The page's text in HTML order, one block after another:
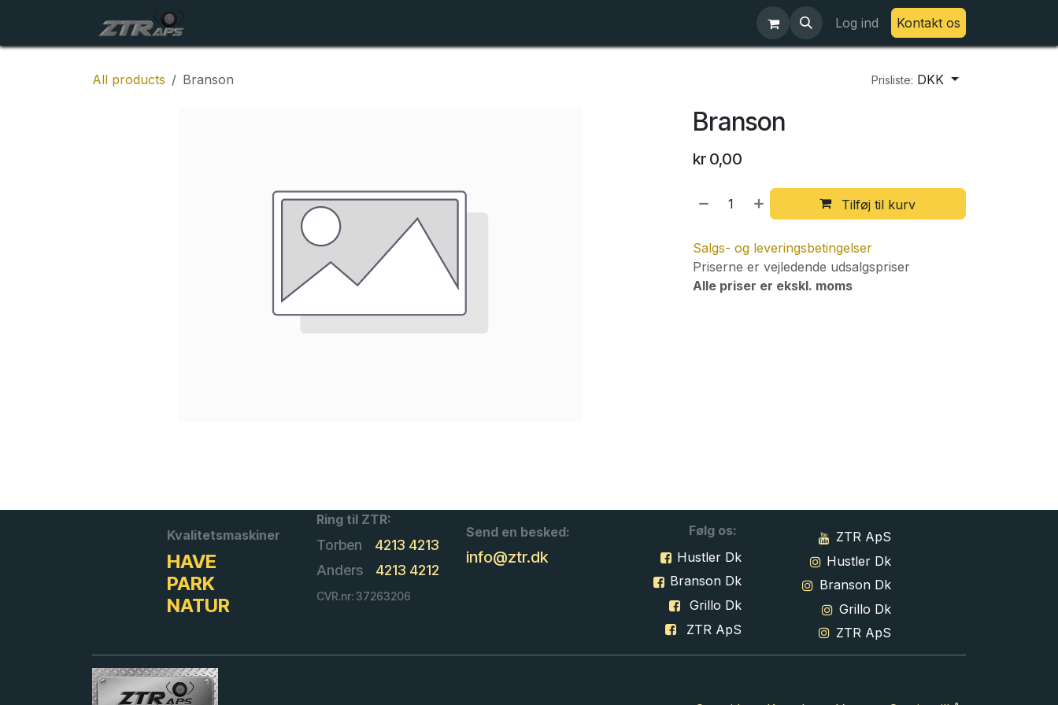
Log ind Kontakt os
All products Branson Prisliste: DKK
Branson
kr 0,00
Tilføj til kurv
Salgs- og leveringsbetingelser
Priserne er vejledende udsalgspriser
Alle priser er ekskl. moms
Kvalitetsmaskiner
HAVE
PARK
NATUR
Ring til ZTR:
Torben
4213 4213
Anders
4213 4212
CVR.nr: 37263206
Send en besked:
info@ztr.dk
Følg os:
Hustler Dk
Branson Dk
Grillo Dk
ZTR ApS
ZTR ApS
Hustler Dk
Branson Dk
Grillo Dk
ZTR ApS